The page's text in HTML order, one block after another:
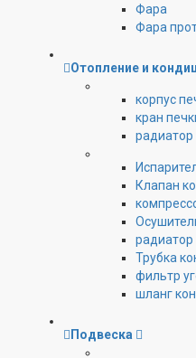
Фара
Фара
Отопление и
корпус
кран
радиатор
Клапан
Трубка
фильтр
шланг
Подвеска